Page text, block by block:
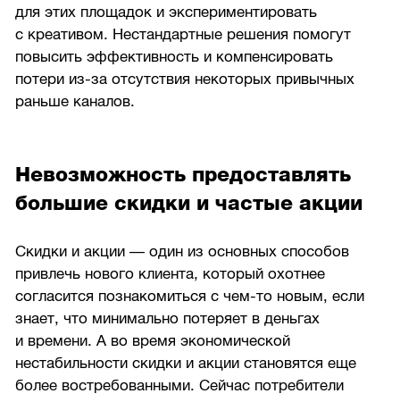
для этих площадок и экспериментировать
с креативом. Нестандартные решения помогут
повысить эффективность и компенсировать
потери из-за отсутствия некоторых привычных
раньше каналов.
Невозможность предоставлять
большие скидки и частые акции
Скидки и акции — один из основных способов
привлечь нового клиента, который охотнее
согласится познакомиться с чем-то новым, если
знает, что минимально потеряет в деньгах
и времени. А во время экономической
нестабильности скидки и акции становятся еще
более востребованными. Сейчас потребители